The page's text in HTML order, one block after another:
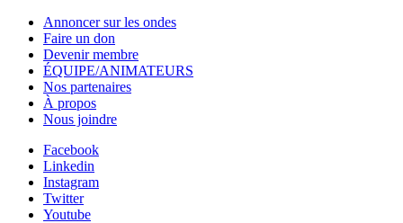
Annoncer sur les ondes
Faire un don
Devenir membre
ÉQUIPE/ANIMATEURS
Nos partenaires
À propos
Nous joindre
Facebook
Linkedin
Instagram
Twitter
Youtube